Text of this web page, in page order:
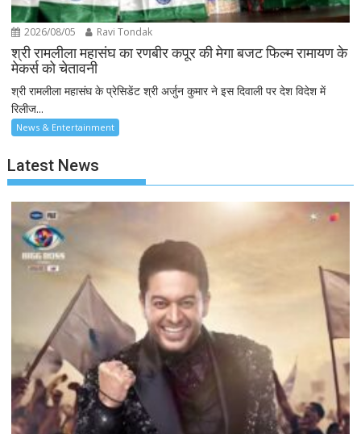
2026/08/05 Ravi Tondak
श्री रामलीला महासंघ का रणबीर कपूर की मेगा बजट फिल्म रामायण के
मेकर्स को चेतावनी
श्री रामलीला महासंघ के प्रेसिडेंट श्री अर्जुन कुमार ने इस दिवाली पर देश विदेश में
रिलीज...
News & Entertainment
Latest News